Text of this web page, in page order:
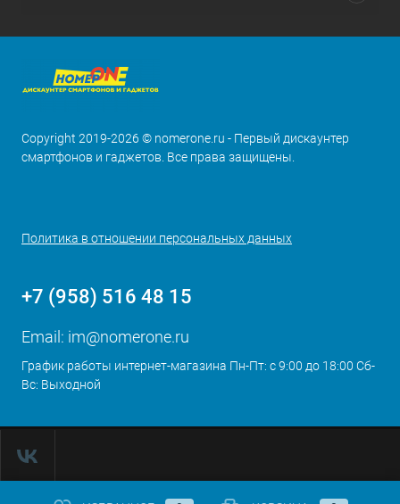
Copyright 2019-2026 © nomerone.ru - Первый дискаунтер
смартфонов и гаджетов. Все права защищены.
Политика в отношении персональных данных
+7 (958) 516 48 15
Email: im@nomerone.ru
График работы интернет-магазина Пн-Пт: с 9:00 до 18:00 Сб-
Вс: Выходной